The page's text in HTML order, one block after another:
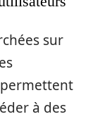
sur
à des